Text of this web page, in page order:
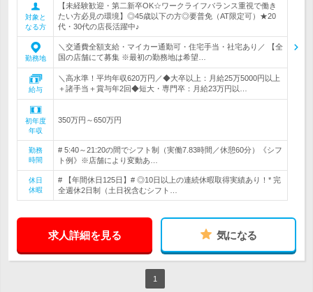
対象と
なる方
【未経験歓迎・第二新卒OK☆ワークライフバランス重視で働き
たい方必見の環境】◎45歳以下の方◎要普免（AT限定可）★20
代・30代の店長活躍中♪
勤務地
＼交通費全額支給・マイカー通勤可・住宅手当・社宅あり／ 【全
国の店舗にて募集 ※最初の勤務地は希望…
給与
＼高水準！平均年収620万円／◆大卒以上：月給25万5000円以上
＋諸手当＋賞与年2回◆短大・専門卒：月給23万円以…
初年度
年収
350万円～650万円
勤務
時間
# 5:40～21:20の間でシフト制（実働7.83時間／休憩60分）《シフ
ト例》※店舗により変動あ…
休日
休暇
# 【年間休日125日】# ◎10日以上の連続休暇取得実績あり！* 完
全週休2日制（土日祝含むシフト…
求人詳細を見る 気になる
1